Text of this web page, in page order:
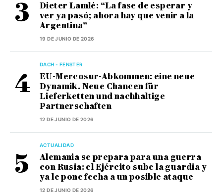
Dieter Lamlé: “La fase de esperar y
ver ya pasó; ahora hay que venir a la
Argentina”
19 DE JUNIO DE 2026
DACH - FENSTER
EU-Mercosur-Abkommen: eine neue
Dynamik. Neue Chancen für
Lieferketten und nachhaltige
Partnerschaften
12 DE JUNIO DE 2026
ACTUALIDAD
Alemania se prepara para una guerra
con Rusia: el Ejército sube la guardia y
ya le pone fecha a un posible ataque
12 DE JUNIO DE 2026